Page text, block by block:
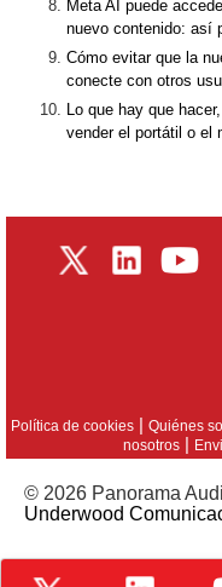
Meta AI puede
nuevo contenido: así
Cómo evitar que la
conecte con otros
Lo que hay que
vender el portátil o el
Política de cookies| Quiénes
nosotros |
© 2026 Panorama
Underwood